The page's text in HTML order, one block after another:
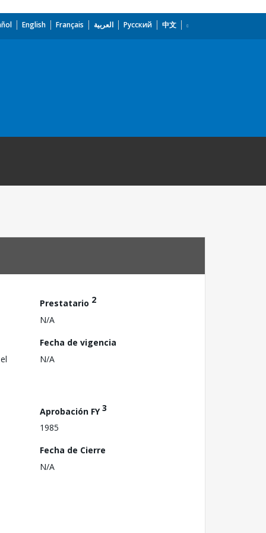
English Français العربية Русский 中文
Prestatario 2
N/A
Fecha de vigencia
N/A
Aprobación FY3
1985
Fecha de Cierre
N/A